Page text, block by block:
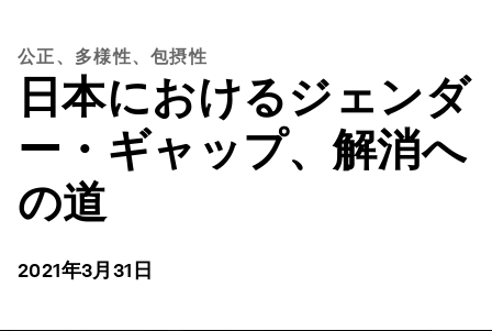
公正、多様性、包摂性
日本におけるジェンダ
ー・ギャップ、解消へ
の道
2021年3月31日